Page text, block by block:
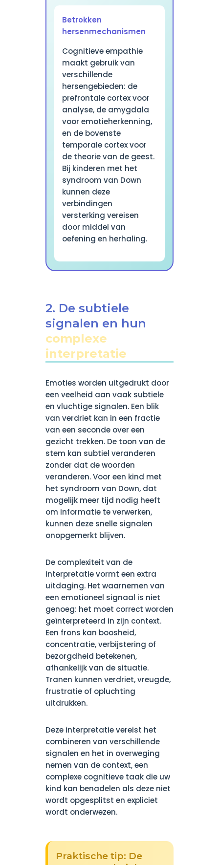
Betrokken
hersenmechanismen
Cognitieve empathie
maakt gebruik van
verschillende
hersengebieden: de
prefrontale cortex voor
analyse, de amygdala
voor emotieherkenning,
en de bovenste
temporale cortex voor
de theorie van de geest.
Bij kinderen met het
syndroom van Down
kunnen deze
verbindingen
versterking vereisen
door middel van
oefening en herhaling.
2. De subtiele
signalen en hun
complexe
interpretatie
Emoties worden uitgedrukt door
een veelheid aan vaak subtiele
en vluchtige signalen. Een blik
van verdriet kan in een fractie
van een seconde over een
gezicht trekken. De toon van de
stem kan subtiel veranderen
zonder dat de woorden
veranderen. Voor een kind met
het syndroom van Down, dat
mogelijk meer tijd nodig heeft
om informatie te verwerken,
kunnen deze snelle signalen
onopgemerkt blijven.
De complexiteit van de
interpretatie vormt een extra
uitdaging. Het waarnemen van
een emotioneel signaal is niet
genoeg: het moet correct worden
geïnterpreteerd in zijn context.
Een frons kan boosheid,
concentratie, verbijstering of
bezorgdheid betekenen,
afhankelijk van de situatie.
Tranen kunnen verdriet, vreugde,
frustratie of opluchting
uitdrukken.
Deze interpretatie vereist het
combineren van verschillende
signalen en het in overweging
nemen van de context, een
complexe cognitieve taak die uw
kind kan benadelen als deze niet
wordt opgesplitst en expliciet
wordt onderwezen.
Praktische tip: De